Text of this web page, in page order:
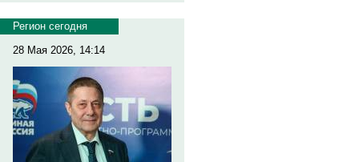
Регион сегодня
28 Мая 2026, 14:14